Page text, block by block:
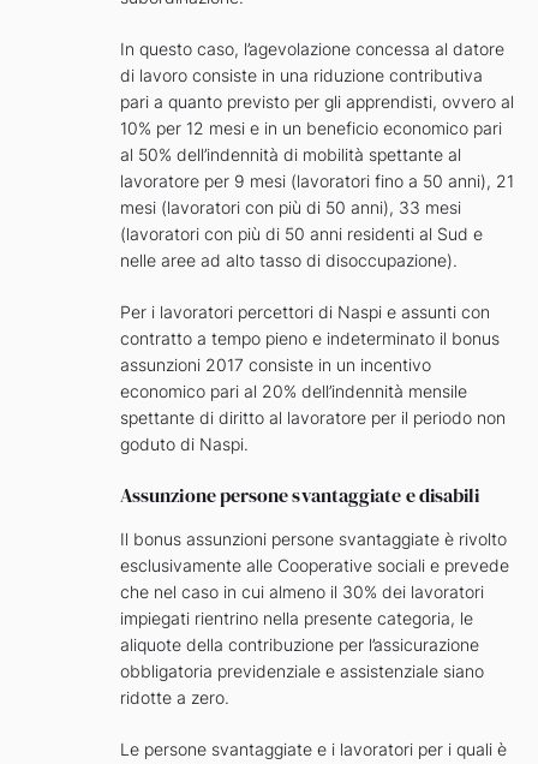
In questo caso, l’agevolazione concessa al datore
di lavoro consiste in una riduzione contributiva
pari a quanto previsto per gli apprendisti, ovvero al
10% per 12 mesi e in un beneficio economico pari
al 50% dell’indennità di mobilità spettante al
lavoratore per 9 mesi (lavoratori fino a 50 anni), 21
mesi (lavoratori con più di 50 anni), 33 mesi
(lavoratori con più di 50 anni residenti al Sud e
nelle aree ad alto tasso di disoccupazione).
Per i lavoratori percettori di Naspi e assunti con
contratto a tempo pieno e indeterminato il bonus
assunzioni 2017 consiste in un incentivo
economico pari al 20% dell’indennità mensile
spettante di diritto al lavoratore per il periodo non
goduto di Naspi.
Assunzione persone svantaggiate e disabili
Il bonus assunzioni persone svantaggiate è rivolto
esclusivamente alle Cooperative sociali e prevede
che nel caso in cui almeno il 30% dei lavoratori
impiegati rientrino nella presente categoria, le
aliquote della contribuzione per l’assicurazione
obbligatoria previdenziale e assistenziale siano
ridotte a zero.
Le persone svantaggiate e i lavoratori per i quali è